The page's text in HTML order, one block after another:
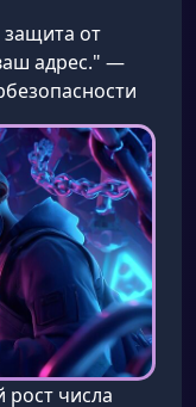
защита от
адрес." —
рост числа